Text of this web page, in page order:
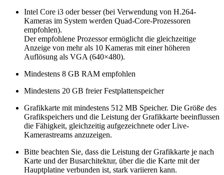
Intel Core i3 oder besser (bei Verwendung von H.264-
Kameras im System werden Quad-Core-Prozessoren
empfohlen).
Der empfohlene Prozessor ermöglicht die gleichzeitige
Anzeige von mehr als 10 Kameras mit einer höheren
Auflösung als VGA (640×480).
Mindestens 8 GB RAM empfohlen
Mindestens 20 GB freier Festplattenspeicher
Grafikkarte mit mindestens 512 MB Speicher. Die Größe des
Grafikspeichers und die Leistung der Grafikkarte beeinflussen
die Fähigkeit, gleichzeitig aufgezeichnete oder Live-
Kamerastreams anzuzeigen.
Bitte beachten Sie, dass die Leistung der Grafikkarte je nach
Karte und der Busarchitektur, über die die Karte mit der
Hauptplatine verbunden ist, stark variieren kann.